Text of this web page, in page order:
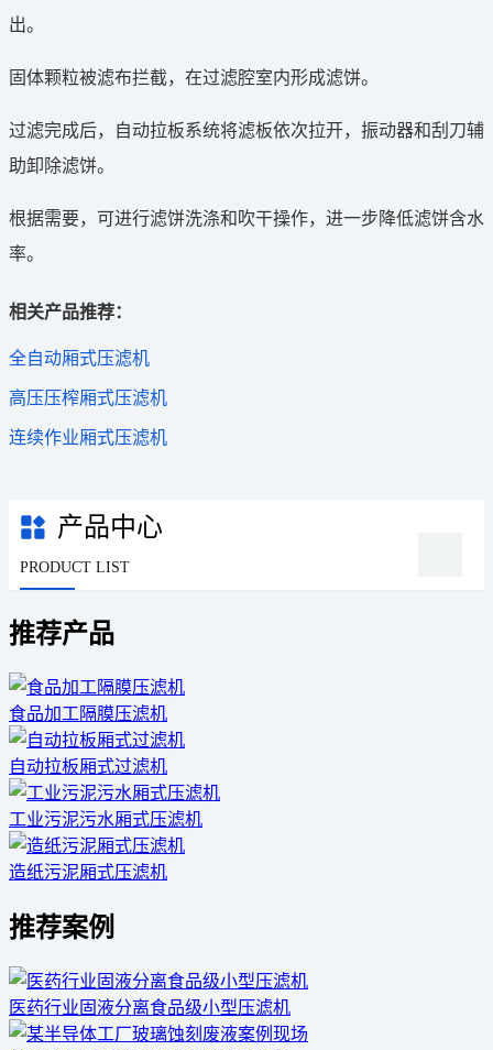
出。
固体颗粒被滤布拦截，在过滤腔室内形成滤饼。
过滤完成后，自动拉板系统将滤板依次拉开，振动器和刮刀辅
助卸除滤饼。
根据需要，可进行滤饼洗涤和吹干操作，进一步降低滤饼含水
率。
相关产品推荐：
全自动厢式压滤机
高压压榨厢式压滤机
连续作业厢式压滤机
产品中心
PRODUCT LIST
推荐产品
食品加工隔膜压滤机
自动拉板厢式过滤机
工业污泥污水厢式压滤机
造纸污泥厢式压滤机
推荐案例
医药行业固液分离食品级小型压滤机